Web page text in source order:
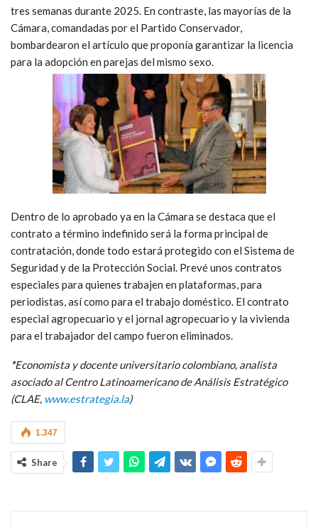
tres semanas durante 2025. En contraste, las mayorías de la
Cámara, comandadas por el Partido Conservador,
bombardearon el artículo que proponía garantizar la licencia
para la adopción en parejas del mismo sexo.
Dentro de lo aprobado ya en la Cámara se destaca que el
contrato a término indefinido será la forma principal de
contratación, donde todo estará protegido con el Sistema de
Seguridad y de la Protección Social. Prevé unos contratos
especiales para quienes trabajen en plataformas, para
periodistas, así como para el trabajo doméstico. El contrato
especial agropecuario y el jornal agropecuario y la vivienda
para el trabajador del campo fueron eliminados.
*Economista y docente universitario colombiano, analista
asociado al Centro Latinoamericano de Análisis Estratégico
(CLAE, www.estrategia.la)
1.347
Share